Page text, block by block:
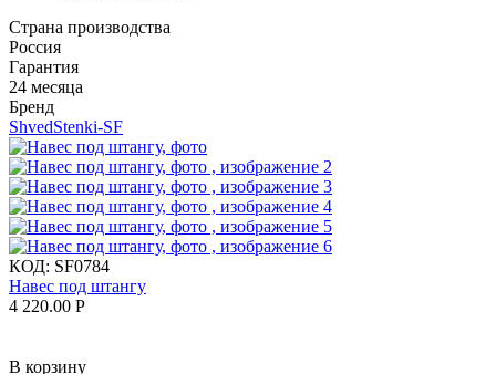
Страна производства
Россия
Гарантия
24 месяца
Бренд
ShvedStenki-SF
КОД: SF0784
Навес под штангу
4 220.00 Р
В корзину